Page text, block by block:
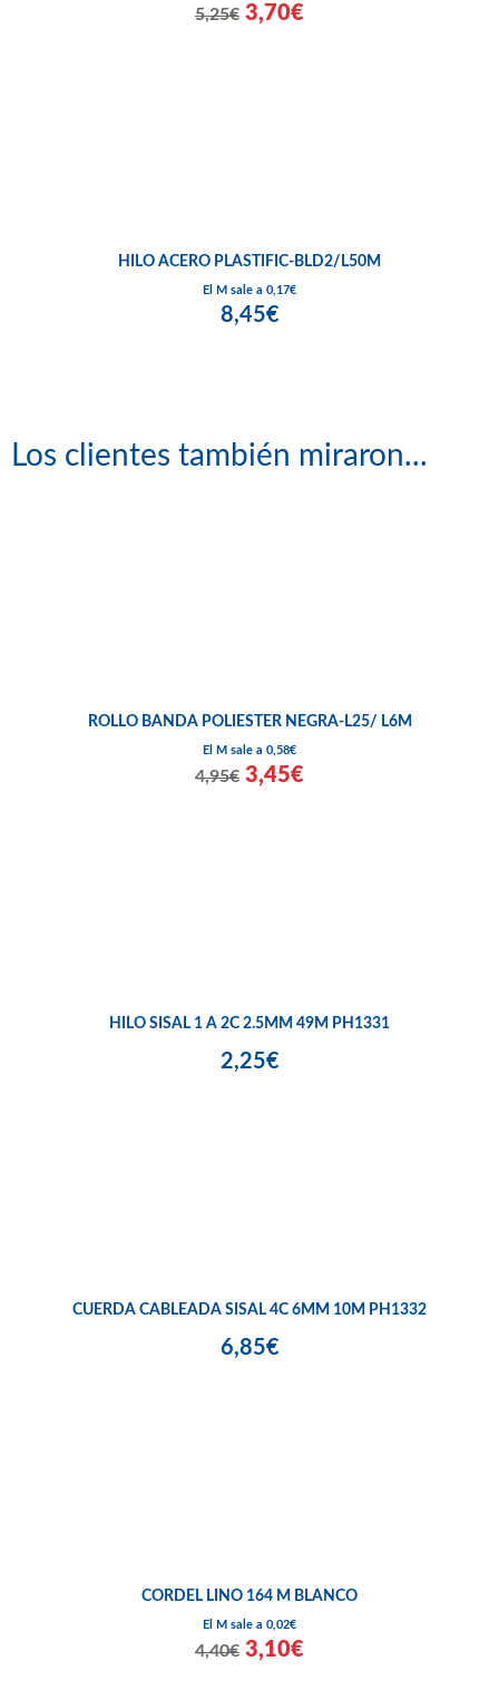
5,25€ 3,70€
HILO ACERO PLASTIFIC-BLD2/L50M
El M sale a 0,17€
8,45€
Los clientes también miraron...
ROLLO BANDA POLIESTER NEGRA-L25/ L6M
El M sale a 0,58€
4,95€ 3,45€
HILO SISAL 1 A 2C 2.5MM 49M PH1331
2,25€
CUERDA CABLEADA SISAL 4C 6MM 10M PH1332
6,85€
CORDEL LINO 164 M BLANCO
El M sale a 0,02€
4,40€ 3,10€